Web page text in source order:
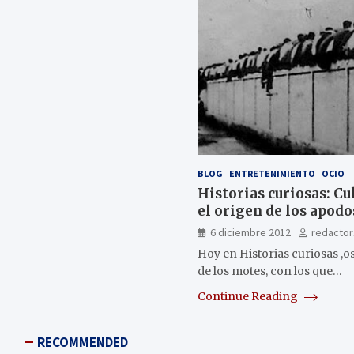
BLOG ENTRETENIMIENTO OCIO
Historias curiosas:
el origen de los
6 diciembre 2012
Hoy en Historias curiosas
de los motes, con los que…
Continue Reading
RECOMMENDED